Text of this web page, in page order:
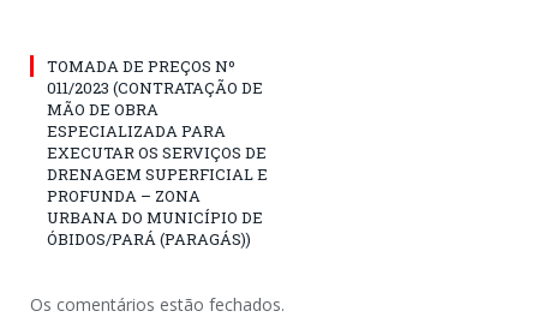
TOMADA DE PREÇOS Nº
011/2023 (CONTRATAÇÃO DE
MÃO DE OBRA
ESPECIALIZADA PARA
EXECUTAR OS SERVIÇOS DE
DRENAGEM SUPERFICIAL E
PROFUNDA – ZONA
URBANA DO MUNICÍPIO DE
ÓBIDOS/PARÁ (PARAGÁS))
Os comentários estão fechados.